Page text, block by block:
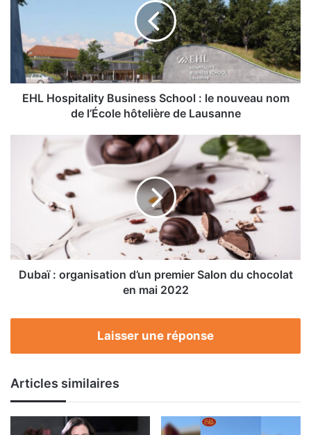
School
nouveau
nom
de
l’École
Lausanne
EHL Hospitality Business School : le nouveau nom
de l’École hôtelière de Lausanne
organisation
premier
en
maiDubaï : organisation d’un premier Salon du chocolat
en mai 2022
Laisser une réponse
Articles similaires